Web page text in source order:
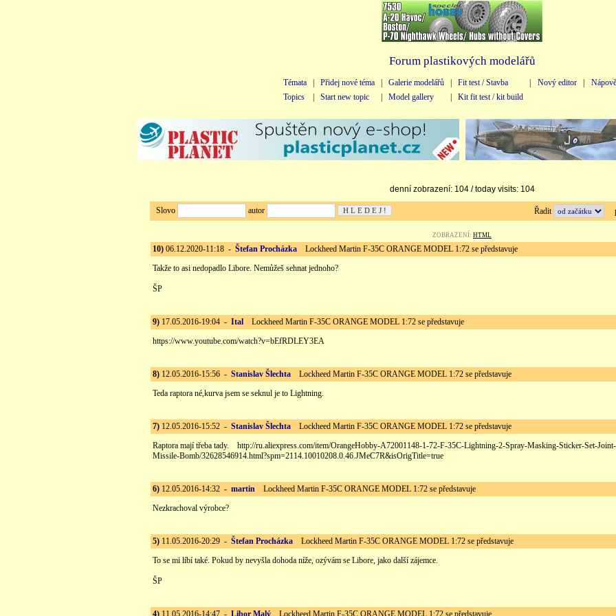
Forum plastikových modelářů
Témata Přidej nové téma Galerie modelářů Fit test / Stavba Nový editor
Topics
Start new topic Model gallery Kit fit test / kit build
denní zobrazení: 104 / today visits: 104
Slovo autor Řadit
ZOBRAZENÍ: HTML
10) 06.12.2020-11:18 - Štefan Procházka Lockheed Martin F-35C ORANGE MODEL 1:72 se představuje
Takže to asi nedopadlo Libore. Nemůžeš sehnat jednoho?
ŠP
9) 17.05.2016-19:04 - Ital Lockheed Martin F-35C ORANGE MODEL 1:72 se představuje
https://www.youtube.com/watch?v=bEfRDLEY3EA
8) 12.05.2016-15:56 - Stanislav Šlechta Lockheed Martin F-35C ORANGE MODEL 1:72 se představuje
Teda raptora né,kurva jsem se seknul je to Lightning.
7) 12.05.2016-15:52 - Stanislav Šlechta Lockheed Martin F-35C ORANGE MODEL 1:72 se představuje
Raptora mají třeba tady. http://ru.aliexpress.com/item/OrangeHobby-A72001148-1-72-F-35C-Lightning-2-Spray-Masking-Sticker-Set-
Missile-Bomb/32628546914.html?spm=2114.10010208.0.46.JMeC7R&isOrigTitle=true
6) 12.05.2016-14:32 - martin Lockheed Martin F-35C ORANGE MODEL 1:72 se představuje
Nezkrachoval výrobce?
5) 11.05.2016-20:29 - Štefan Procházka Lockheed Martin F-35C ORANGE MODEL 1:72 se představuje
To se mi líbí také. Pokud by nevyšla dohoda níže, ozývám se Libore, jako další zájemce.
ŠP
4) 11.05.2016-14:47 - Libor Malý Lockheed Martin F-35C ORANGE MODEL 1:72 se představuje